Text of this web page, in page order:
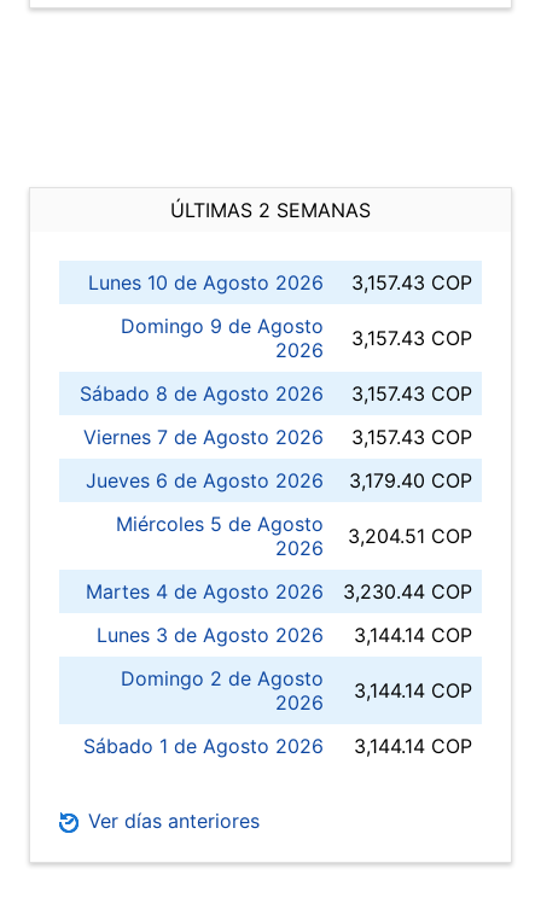
ÚLTIMAS 2 SEMANAS
Lunes 10 de Agosto 2026
3,157.43 COP
Domingo 9 de Agosto
2026
3,157.43 COP
Sábado 8 de Agosto 2026
3,157.43 COP
Viernes 7 de Agosto 2026
3,157.43 COP
Jueves 6 de Agosto 2026
3,179.40 COP
Miércoles 5 de Agosto
2026
3,204.51 COP
Martes 4 de Agosto 2026
3,230.44 COP
Lunes 3 de Agosto 2026
3,144.14 COP
Domingo 2 de Agosto
2026
3,144.14 COP
Sábado 1 de Agosto 2026 3,144.14 COP
Ver días anteriores